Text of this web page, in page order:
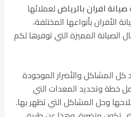
افران بالرياض لعملائها
بأنواعها المختلفة،
المميزة التي توفرها لكم
كل المشاكل والأضرار الموجودة
خطة وتحديد المعدات التي
وحل المشاكل التي تظهر بها.